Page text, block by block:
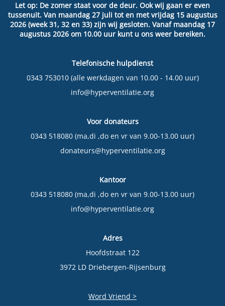
Let op: De zomer staat voor de deur. Ook wij gaan er even
tussenuit. Van maandag 27 juli tot en met vrijdag 15 augustus
2026 (week 31, 32 en 33) zijn wij gesloten. Vanaf maandag 17
augustus 2026 om 10.00 uur kunt u ons weer bereiken.
Telefonische hulpdienst
0343 753010 (alle werkdagen van 10.00 - 14.00 uur)
info@hyperventilatie.org
Voor donateurs
0343 518080 (ma,di ,do en vr van 9.00-13.00 uur)
donateurs@hyperventilatie.org
Kantoor
0343 518080 (ma,di ,do en vr van 9.00-13.00 uur)
info@hyperventilatie.org
Adres
Hoofdstraat 122
3972 LD Driebergen-Rijsenburg
Word Vriend >